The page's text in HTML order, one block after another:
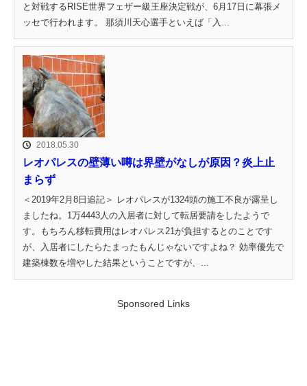
と対戦するRISE世界フェザー級王座決定戦が、6月17日に幕張メ
ッセで行われます。 那須川天心選手といえば「入...
2018.05.30
レオパレスの壁薄い噂は界壁がなしが原因？炎上止
まらず
＜2019年2月8日追記＞ レオパレスが1324頭の施工不良が露呈し
ましたね。1万4443人の入居者に対して転居要請をしたようで
す。もちろん移転費用はレオパレス21が負担するとのことです
が、入居者にしたらたまったもんじゃないですよね？ 効率優先で
建築棟数を増やした結果ということですが、...
Sponsored Links